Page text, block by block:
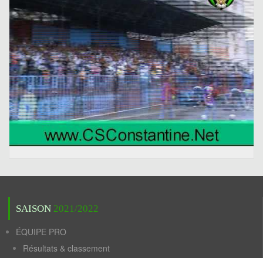
SAISON 2021/2022
ÉQUIPE PRO
Résultats & classement